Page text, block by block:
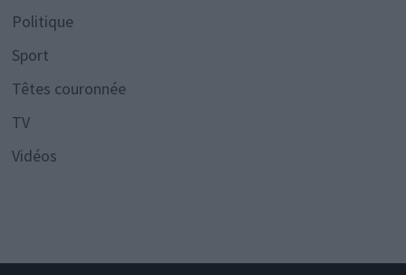
Politique
Sport
Têtes couronnée
TV
Vidéos